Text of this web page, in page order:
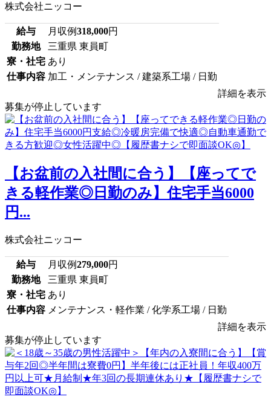
株式会社ニッコー
給与 月収例318,000円
勤務地
三重県 東員町
寮・社宅 あり
仕事内容 加工・メンテナンス / 建築系工場 / 日勤
詳細を表示
募集が停止しています
【お盆前の入社間に合う】【座ってで
きる軽作業◎日勤のみ】住宅手当6000
円...
株式会社ニッコー
給与 月収例279,000円
勤務地
三重県 東員町
寮・社宅 あり
仕事内容 メンテナンス・軽作業 / 化学系工場 / 日勤
詳細を表示
募集が停止しています